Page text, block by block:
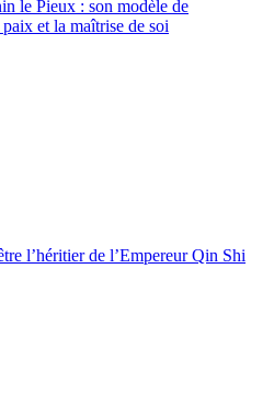
le Pieux : son modèle de
et la maîtrise de soi
l’héritier de l’Empereur Qin Shi